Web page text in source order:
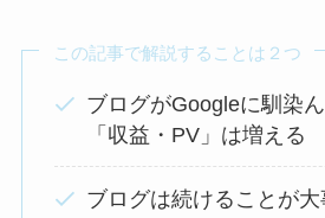
この記事で解説することは２つ
ブログがGoogleに馴染
「収益・PV」は増える
ブログは続けることが大